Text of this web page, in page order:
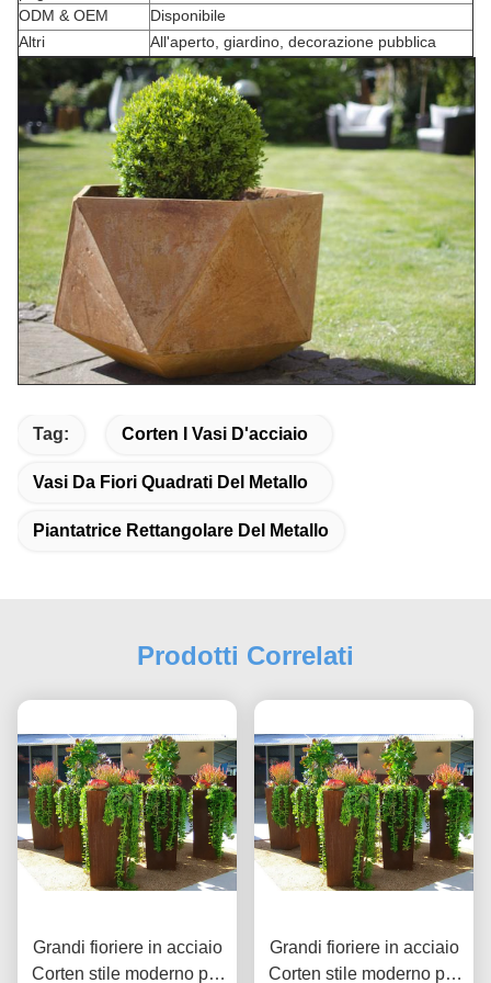
ODM & OEM
Disponibile
Altri
All'aperto, giardino, decorazione pubblica
Tag: Corten I Vasi D'acciaio
Vasi Da Fiori Quadrati Del Metallo
Piantatrice Rettangolare Del Metallo
Prodotti Correlati
Grandi fioriere in acciaio
Corten stile moderno per
Grandi fioriere in acciaio
Corten stile moderno per